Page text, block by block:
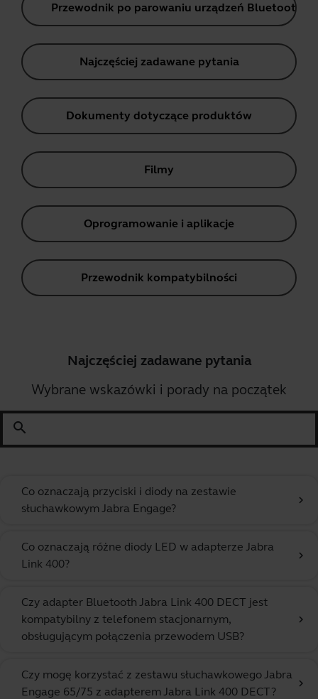
Przewodnik po parowaniu urządzeń Bluetooth
Najczęściej zadawane pytania
Dokumenty dotyczące produktów
Filmy
Oprogramowanie i aplikacje
Przewodnik kompatybilności
Najczęściej zadawane pytania
Wybrane wskazówki i porady na początek
search
Co oznaczają przyciski i diody na zestawie
słuchawkowym Jabra Engage?
chevron_right
Co oznaczają różne diody LED w adapterze Jabra
Link 400?
chevron_right
Czy adapter Bluetooth Jabra Link 400 DECT jest
kompatybilny z telefonem stacjonarnym,
obsługującym połączenia przewodem USB?
chevron_right
Czy mogę korzystać z zestawu słuchawkowego Jabra
Engage 65/75 z adapterem Jabra Link 400 DECT?
chevron_right